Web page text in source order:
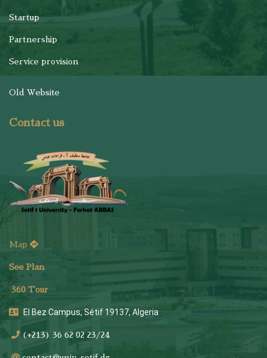
Startup
Partnership
Service provision
Old Website
Contact us
Map
See Plan
360 Tour
El Bez Campus, Sétif 19137, Algeria
(+213) 36 62 02 23/24